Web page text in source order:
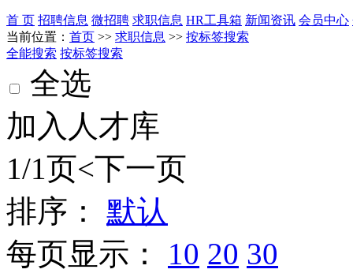
首 页 招聘信息 微招聘 求职信息 HR工具箱 新闻资讯 会员中心
当前位置： 首页 >> 求职信息 >> 按标签搜索
全能搜索 按标签搜索
全选
加入人才库
1/1页<下一页
排序：
默认
每页显示：
10 20 30